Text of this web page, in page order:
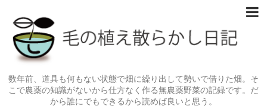
数年前、道具も何もない状態で畑に繰り出して勢いで借りた畑。そ
こで農薬の知識がないから仕方なく作る無農薬野菜の記録です。だ
から誰にでもできるから読めば良いと思う。